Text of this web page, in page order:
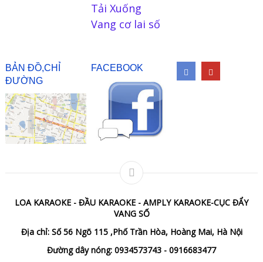
Tải Xuống
Vang cơ lai số
BẢN ĐỒ,CHỈ
ĐƯỜNG
FACEBOOK
LOA KARAOKE - ĐẦU KARAOKE - AMPLY KARAOKE-CỤC ĐẨY
VANG SỐ
Địa chỉ: Số 56 Ngõ 115 ,Phố Trần Hòa, Hoàng Mai, Hà Nội
Đường dây nóng: 0934573743 - 0916683477